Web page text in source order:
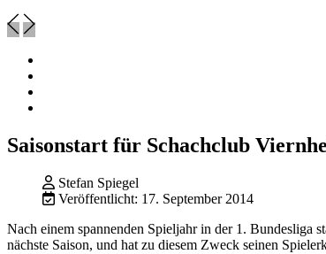
Saisonstart für Schachclub
Stefan Spiegel
Veröffentlicht: 17. September 2014
Nach einem spannenden Spieljahr in der 1. Bundesliga
nächste Saison, und hat zu diesem Zweck seinen